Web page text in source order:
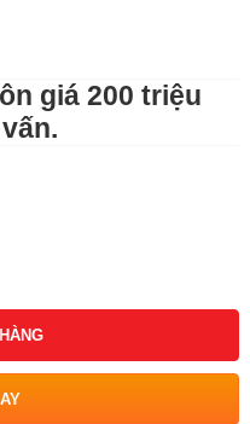
giá 200 triệu